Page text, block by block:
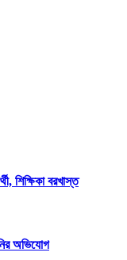
শিক্ষিকা বরখাস্ত
অভিযোগ